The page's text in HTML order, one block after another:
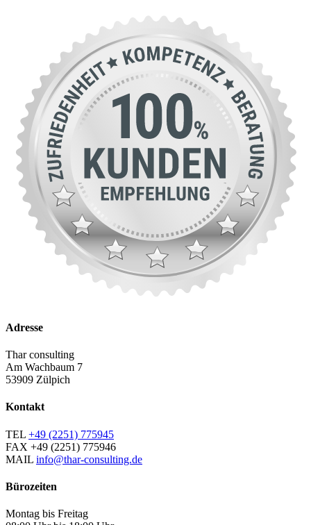
Adresse
Thar consulting
Am Wachbaum 7
53909 Zülpich
Kontakt
TEL +49 (2251) 775945
FAX +49 (2251) 775946
MAIL info@thar-consulting.de
Bürozeiten
Montag bis Freitag